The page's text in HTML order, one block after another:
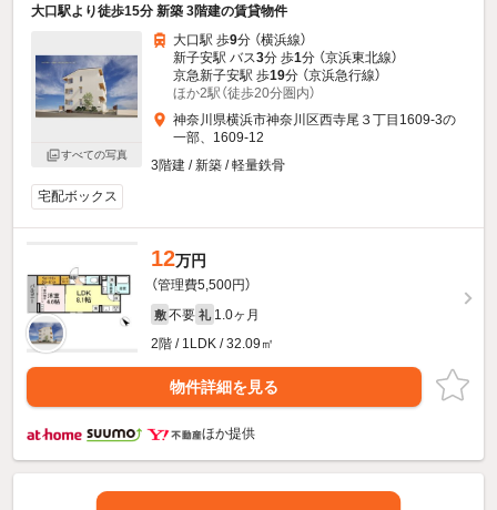
大口駅より徒歩15分 新築 3階建の賃貸物件
すべての写真
大口駅 歩9分 （横浜線）
新子安駅 バス3分 歩1分 （京浜東北線）
京急新子安駅 歩19分 （京浜急行線）
ほか2駅（徒歩20分圏内）
神奈川県横浜市神奈川区西寺尾３丁目1609-3の
一部、1609-12
3階建 / 新築 / 軽量鉄骨
宅配ボックス
12万円
（管理費5,500円）
敷 不要 礼 1.0ヶ月
2階 / 1LDK / 32.09㎡
物件詳細を見る
ほか提供